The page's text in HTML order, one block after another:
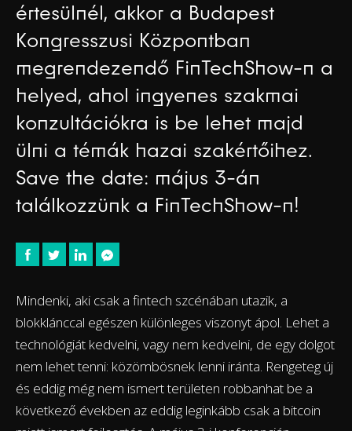
értesülnél, akkor a Budapest
Kongresszusi Központban
megrendezendő FinTechShow-n a
helyed, ahol ingyenes szakmai
konzultációkra is be lehet majd
ülni a témák hazai szakértőihez.
Save the date: május 3-án
találkozzünk a FinTechShow-n!
Mindenki, aki csak a fintech szcénában utazik, a
blokklánccal egészen különleges viszonyt ápol. Lehet a
technológiát kedvelni, vagy nem kedvelni, de egy dolgot
nem lehet tenni: közömbösnek lenni iránta. Rengeteg új
és eddig még nem ismert területen robbanhat be a
következő években az eddig leginkább csak a bitcoin